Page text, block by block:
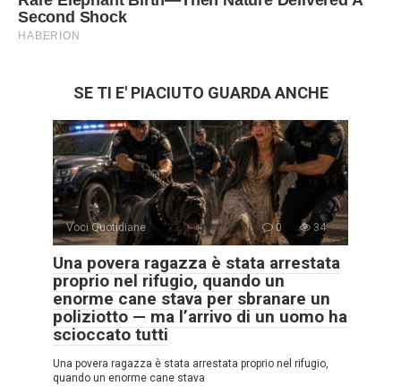
SE TI E' PIACIUTO GUARDA ANCHE
Voci Quotidiane 0 34
Una povera ragazza è stata arrestata
proprio nel rifugio, quando un
enorme cane stava per sbranare un
poliziotto — ma l’arrivo di un uomo ha
scioccato tutti
Una povera ragazza è stata arrestata proprio nel rifugio,
quando un enorme cane stava